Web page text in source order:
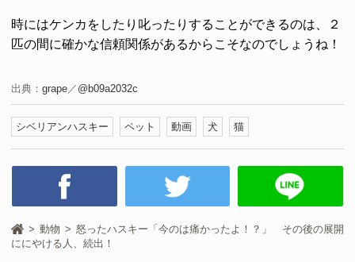
時にはケンカをしたり叱ったりすることができるのは、２
匹の間に確かな信頼関係があるからこそなのでしょうね！
出典： grape ／ @b09a2032c
シベリアンハスキー ペット 動画 犬 猫
動物
怒ったハスキー「今のは痛かったよ！？」 その後の展開
ににやける人、続出！